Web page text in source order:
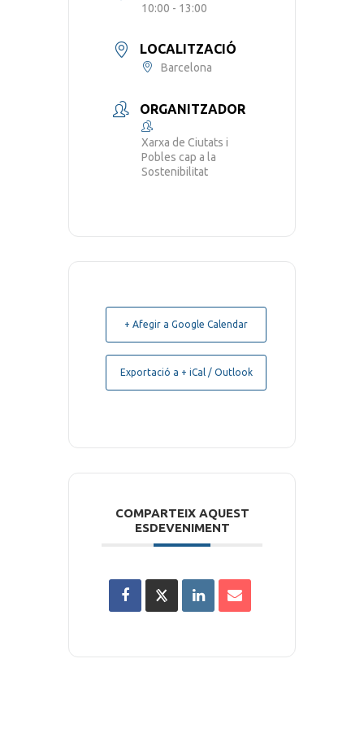
10:00 - 13:00
LOCALITZACIÓ
Barcelona
ORGANITZADOR
Xarxa de Ciutats i
Pobles cap a la
Sostenibilitat
+ Afegir a Google Calendar
Exportació a + iCal / Outlook
COMPARTEIX AQUEST
ESDEVENIMENT